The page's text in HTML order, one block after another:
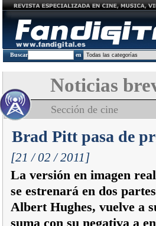
Buscar en
Noticias
Sección de cine
Brad Pitt pasa de
[21 / 02 / 2011]
La versión en imagen
se estrenará en dos
Albert Hughes, vuelve a
suma con su negativa a